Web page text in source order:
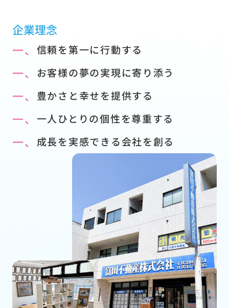
企業理念
一、 信頼を第一に行動する
一、 お客様の夢の実現に寄り添う
一、 豊かさと幸せを提供する
一、 一人ひとりの個性を尊重する
一、 成長を実感できる会社を創る